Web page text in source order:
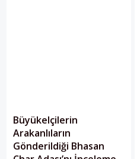
Büyükelçilerin
Arakanlıların
Gönderildiği Bhasan